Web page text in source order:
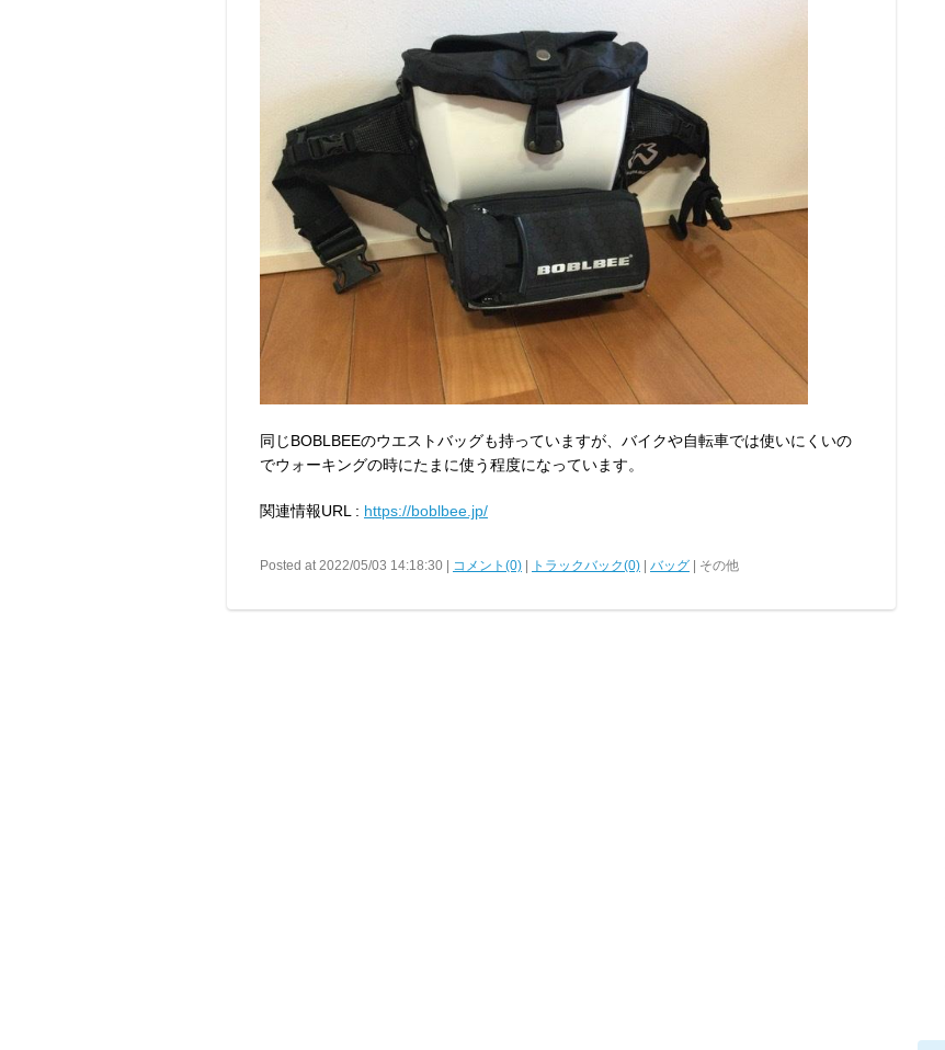
同じBOBLBEEのウエストバッグも持っていますが、バイクや自転車では使いにくいの
でウォーキングの時にたまに使う程度になっています。
関連情報URL : https://boblbee.jp/
Posted at 2022/05/03 14:18:30 | コメント(0) | トラックバック(0) | バッグ | その他